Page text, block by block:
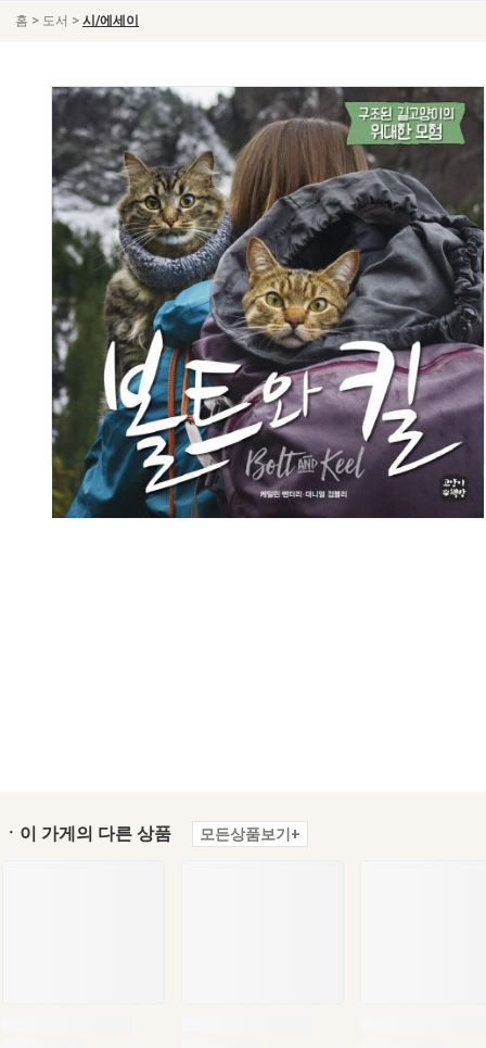
홈 > 도서 > 시/에세이
ㆍ이 가게의 다른 상품 모든상품보기+